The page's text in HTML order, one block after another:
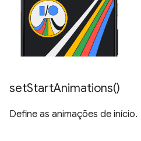
setStartAnimations()
Define as animações de início.